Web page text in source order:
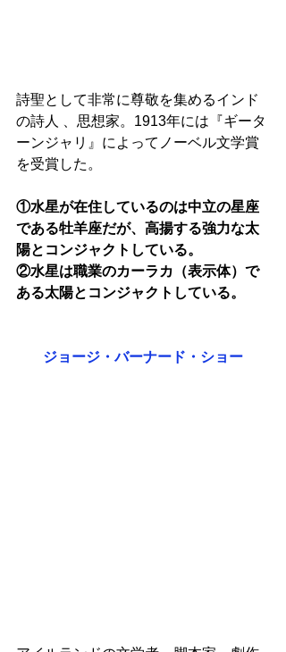
詩聖として非常に尊敬を集めるインド
の詩人 、思想家。1913年には『ギータ
ーンジャリ』によってノーベル文学賞
を受賞した。
①水星が在住しているのは中立の星座
である牡羊座だが、高揚する強力な太
陽とコンジャクトしている。
②水星は職業のカーラカ（表示体）で
ある太陽とコンジャクトしている。
ジョージ・バーナード・ショー